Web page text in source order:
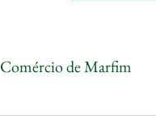
Comércio de Marfim